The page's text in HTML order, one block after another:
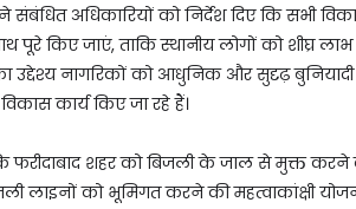
संबंधित अधिकारियों को निर्देश दिए कि सभी
पूरे किए जाएं, ताकि स्थानीय लोगों को शीघ्र
उद्देश्य नागरिकों को आधुनिक और सुदृढ़ बुनियादी
कार्य किए जा रहे हैं।
फरीदाबाद शहर को बिजली के जाल से मुक्त
लाइनों को भूमिगत करने की महत्वाकांक्षी